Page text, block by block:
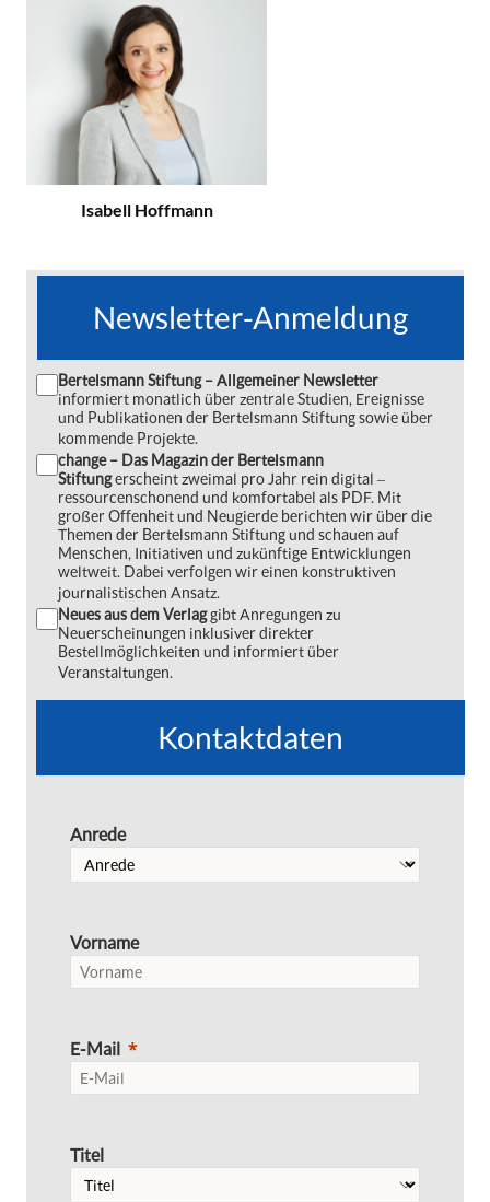
Isabell Hoffmann
Newsletter-Anmeldung
Bertelsmann Stiftung – Allgemeiner Newsletter
informiert monatlich über zentrale Studien, Ereignisse
und Publikationen der Bertelsmann Stiftung sowie über
kommende Projekte.
change – Das Magazin der Bertelsmann
Stiftungerscheint zweimal pro Jahr rein digital ‒
ressourcenschonend und komfortabel als PDF. Mit
großer Offenheit und Neugierde berichten wir über die
Themen der Bertelsmann Stiftung und schauen auf
Menschen, Initiativen und zukünftige Entwicklungen
weltweit. Dabei verfolgen wir einen konstruktiven
journalistischen Ansatz.
Neues aus dem Verlaggibt Anregungen zu
Neuerscheinungen inklusiver direkter
Bestellmöglichkeiten und informiert über
Veranstaltungen.
Kontaktdaten
Anrede
Vorname
E-Mail
Titel